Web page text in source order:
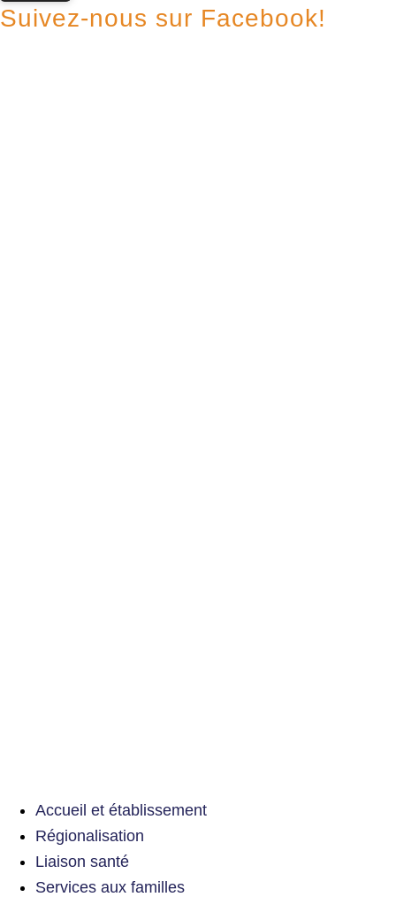
Suivez-nous sur Facebook!
Accueil et établissement
Régionalisation
Liaison santé
Services aux familles